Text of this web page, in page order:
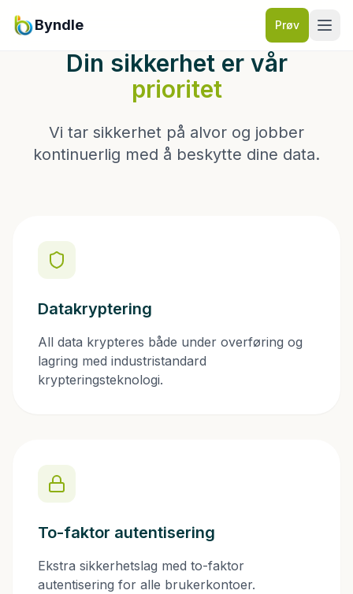
Byndle Prøv
Nummeropplysning
Blogg
Kontakt
Prøv gratis
Be om demo
Din sikkerhet er vår
prioritet
Vi tar sikkerhet på alvor og jobber
kontinuerlig med å beskytte dine data.
Datakryptering
All data krypteres både under overføring og
lagring med industristandard
krypteringsteknologi.
To-faktor autentisering
Ekstra sikkerhetslag med to-faktor
autentisering for alle brukerkontoer.